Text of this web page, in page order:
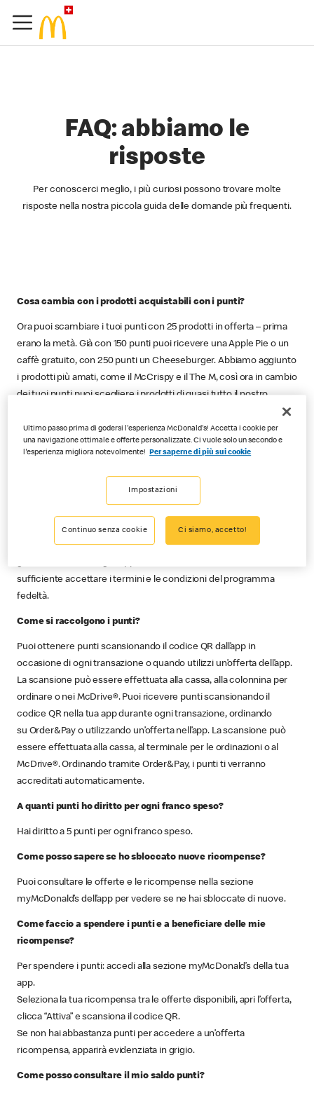
FAQ: abbiamo le
risposte
Per conoscerci meglio, i più curiosi possono trovare molte
risposte nella nostra piccola guida delle domande più frequenti.
Cosa cambia con i prodotti acquistabili con i punti?
Ora puoi scambiare i tuoi punti con 25 prodotti in offerta – prima
erano la metà. Già con 150 punti puoi ricevere una Apple Pie o un
caffè gratuito, con 250 punti un Cheeseburger. Abbiamo aggiunto
i prodotti più amati, come il McCrispy e il The M, così ora in cambio
dei tuoi punti puoi scegliere i prodotti di quasi tutto il nostro
In cosa consiste il programma fedeltà myMcDonald’s?
McDonald’s® che consente di raccogliere punti per ogni acquisto
e di scambiarli con ricompense esclusive.
Cosa devo fare per beneficiarne?
Ti basterà scaricare l’app McDonald’s®, creare un account e il
sufficiente accettare i termini e le condizioni del programma
fedeltà.
Come si raccolgono i punti?
Puoi ottenere punti scansionando il codice QR dall’app in
occasione di ogni transazione o quando utilizzi un’offerta dell’app.
La scansione può essere effettuata alla cassa, alla colonnina per
ordinare o nei McDrive®. Puoi ricevere punti scansionando il
codice QR nella tua app durante ogni transazione, ordinando
su Order&Pay o utilizzando un’offerta nell’app. La scansione può
essere effettuata alla cassa, al terminale per le ordinazioni o al
McDrive®. Ordinando tramite Order&Pay, i punti ti verranno
accreditati automaticamente.
A quanti punti ho diritto per ogni franco speso?
Hai diritto a 5 punti per ogni franco speso.
Come posso sapere se ho sbloccato nuove ricompense?
Puoi consultare le offerte e le ricompense nella sezione
myMcDonald’s dell’app per vedere se ne hai sbloccate di nuove.
Come faccio a spendere i punti e a beneficiare delle mie
ricompense?
Per spendere i punti: accedi alla sezione myMcDonald’s della tua
app.
Seleziona la tua ricompensa tra le offerte disponibili, apri l’offerta,
clicca “Attiva” e scansiona il codice QR.
Se non hai abbastanza punti per accedere a un’offerta
ricompensa, apparirà evidenziata in grigio.
Come posso consultare il mio saldo punti?
Ultimo passo prima di godersi l'esperienza McDonald's! Accetta i cookie per
una navigazione ottimale e offerte personalizzate. Ci vuole solo un secondo e
l'esperienza migliora notevolmente! Per saperne di più sui cookie
Impostazioni
Continuo senza cookie Ci siamo, accetto!